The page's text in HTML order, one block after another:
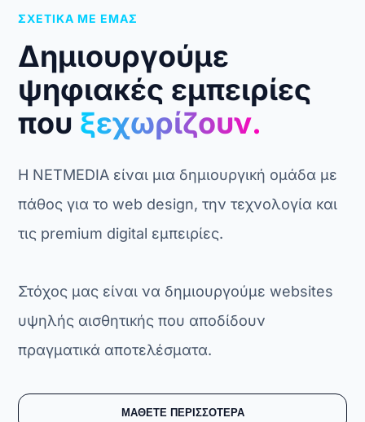
ΣΧΕΤΙΚΑ ΜΕ ΕΜΑΣ
Δημιουργούμε
ψηφιακές εμπειρίες
που ξεχωρίζουν.
Η NETMEDIA είναι μια δημιουργική ομάδα με
πάθος για το web design, την τεχνολογία και
τις premium digital εμπειρίες.
Στόχος μας είναι να δημιουργούμε websites
υψηλής αισθητικής που αποδίδουν
πραγματικά αποτελέσματα.
ΜΑΘΕΤΕ ΠΕΡΙΣΣΟΤΕΡΑ